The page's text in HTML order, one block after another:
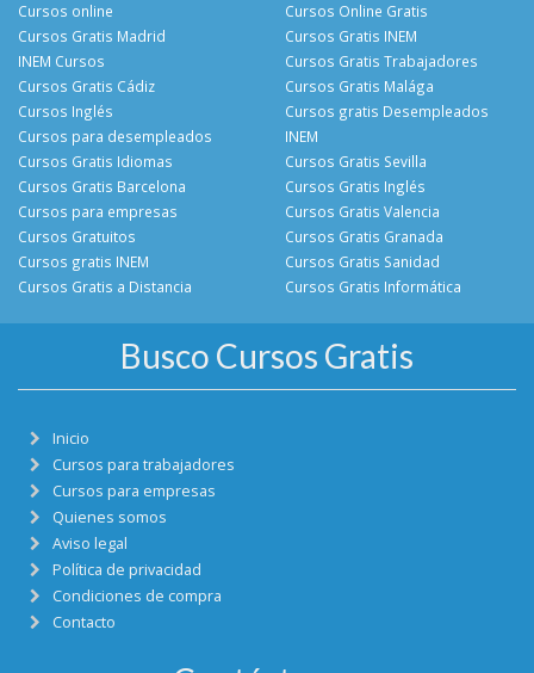
Cursos online
Cursos Gratis Madrid
INEM Cursos
Cursos Gratis Cádiz
Cursos Online Gratis
Cursos Gratis INEM
Cursos Gratis Trabajadores
Cursos Gratis Malága
Cursos Inglés
Cursos para desempleados
Cursos Gratis Idiomas
Cursos Gratis Barcelona
Cursos gratis Desempleados
INEM
Cursos Gratis Sevilla
Cursos Gratis Inglés
Cursos para empresas
Cursos Gratuitos
Cursos gratis INEM
Cursos Gratis a Distancia
Cursos Gratis Valencia
Cursos Gratis Granada
Cursos Gratis Sanidad
Cursos Gratis Informática
Busco Cursos Gratis
Inicio
Cursos para trabajadores
Cursos para empresas
Quienes somos
Aviso legal
Política de privacidad
Condiciones de compra
Contacto